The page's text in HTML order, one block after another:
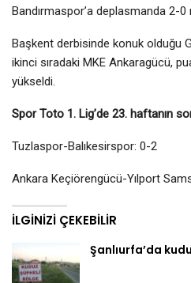
Bandırmaspor’a deplasmanda 2-0
Başkent derbisinde konuk olduğu
ikinci sıradaki MKE Ankaragücü,
yükseldi.
Spor Toto 1. Lig’de 23. haftanın
Tuzlaspor-Balıkesirspor: 0-2
Ankara Keçiörengücü-Yılport
İLGINIZI ÇEKEBILIR
Şanlıurfa’da